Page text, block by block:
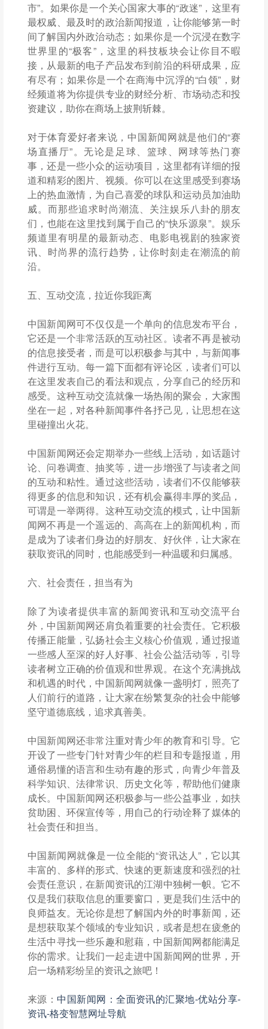
市”。如果你是一个关心国家大事的“政迷”，这里有
最权威、最及时的政治新闻报道，让你能够第一时
间了解国内外政治动态；如果你是一个沉浸在数字
世界里的“极客”，这里的科技板块会让你目不暇
接，从最新的电子产品发布到前沿的科研成果，应
有尽有；如果你是一个在商海中沉浮的“白领”，财
经频道将为你提供专业的财经分析、市场动态和投
资建议，助你在商场上披荆斩棘。
对于体育爱好者来说，中国新闻网就是他们的“赛
场直播厅”。无论是足球、篮球、网球等热门赛
事，还是一些小众的运动项目，这里都有详细的报
道和精彩的图片、视频。你可以在这里感受到赛场
上的热血激情，为自己喜爱的球队和运动员加油助
威。而那些追求时尚潮流、关注娱乐八卦的朋友
们，也能在这里找到属于自己的“快乐源泉”。娱乐
频道里有明星的最新动态、电影电视剧的独家资
讯、时尚界的流行趋势，让你时刻走在潮流的前
沿。
五、互动交流，拉近你我距离
中国新闻网可不仅仅是一个单向的信息发布平台，
它还是一个非常活跃的互动社区。读者不再是被动
的信息接受者，而是可以积极参与其中，与新闻事
件进行互动。每一篇下面都有评论区，读者们可以
在这里发表自己的看法和观点，分享自己的经历和
感受。这种互动交流就像一场热闹的聚会，大家围
坐在一起，对各种新闻事件各抒己见，让思想在这
里碰撞出火花。
中国新闻网还会定期举办一些线上活动，如话题讨
论、问卷调查、抽奖等，进一步增强了与读者之间
的互动和粘性。通过这些活动，读者们不仅能够获
得更多的信息和知识，还有机会赢得丰厚的奖品，
可谓是一举两得。这种互动交流的模式，让中国新
闻网不再是一个遥远的、高高在上的新闻机构，而
是成为了读者们身边的好朋友、好伙伴，让大家在
获取资讯的同时，也能感受到一种温暖和归属感。
六、社会责任，担当有为
除了为读者提供丰富的新闻资讯和互动交流平台
外，中国新闻网还肩负着重要的社会责任。它积极
传播正能量，弘扬社会主义核心价值观，通过报道
一些感人至深的好人好事、社会公益活动等，引导
读者树立正确的价值观和世界观。在这个充满挑战
和机遇的时代，中国新闻网就像一盏明灯，照亮了
人们前行的道路，让大家在纷繁复杂的社会中能够
坚守道德底线，追求真善美。
中国新闻网还非常注重对青少年的教育和引导。它
开设了一些专门针对青少年的栏目和专题报道，用
通俗易懂的语言和生动有趣的形式，向青少年普及
科学知识、法律常识、历史文化等，帮助他们健康
成长。中国新闻网还积极参与一些公益事业，如扶
贫助困、环保宣传等，用自己的行动诠释了媒体的
社会责任和担当。
中国新闻网就像是一位全能的“资讯达人”，它以其
丰富的、多样的形式、快速的更新速度和强烈的社
会责任意识，在新闻资讯的江湖中独树一帜。它不
仅是我们获取信息的重要窗口，更是我们生活中的
良师益友。无论你是想了解国内外的时事新闻，还
是想获取某个领域的专业知识，或者是想在疲惫的
生活中寻找一些乐趣和慰藉，中国新闻网都能满足
你的需求。让我们一起走进中国新闻网的世界，开
启一场精彩纷呈的资讯之旅吧！
来源： 中国新闻网：全面资讯的汇聚地-优站分享-
资讯-格变智慧网址导航